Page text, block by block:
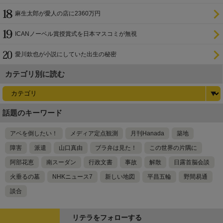
麻生太郎が愛人の店に2360万円
ICANノーベル賞授賞式を日本マスコミが無視
愛川欽也が小説にしていた出生の秘密
カテゴリ別に読む
話題のキーワード
アベを倒したい！ メディア定点観測 月刊Hanada 築地
障害 派遣 山口真由 ブラ弁は見た！ この世界の片隅に
阿部花恵 南スーダン 行政文書 事故 解散 日露首脳会談
火垂るの墓 NHKニュース7 新しい地図 平昌五輪 野間易通
談合
リテラをフォローする